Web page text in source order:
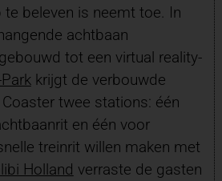
te beleven is neemt toe. In
achtbaan
tot een virtual reality-
krijgt de verbouwde
twee stations: één
en één voor
treinrit willen maken met
Holland verraste de gasten